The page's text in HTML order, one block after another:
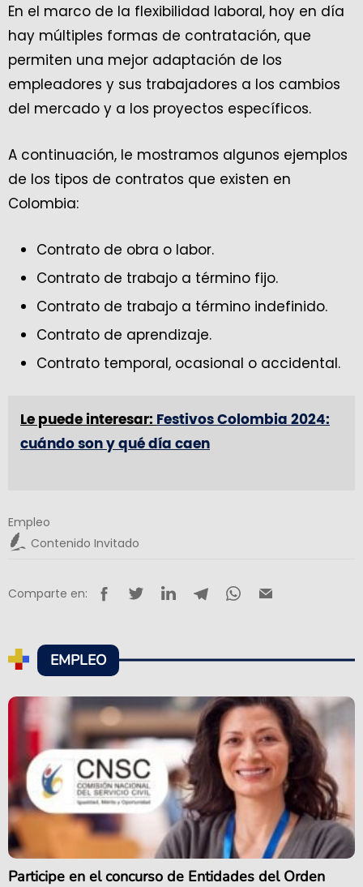
En el marco de la flexibilidad laboral, hoy en día
hay múltiples formas de contratación, que
permiten una mejor adaptación de los
empleadores y sus trabajadores a los cambios
del mercado y a los proyectos específicos.
A continuación, le mostramos algunos ejemplos
de los tipos de contratos que existen en
Colombia:
Contrato de obra o labor.
Contrato de trabajo a término fijo.
Contrato de trabajo a término indefinido.
Contrato de aprendizaje.
Contrato temporal, ocasional o accidental.
Le puede interesar: Festivos Colombia 2024:
cuándo son y qué día caen
Empleo
Contenido Invitado
Comparte en:
EMPLEO
Participe en el concurso de Entidades del Orden